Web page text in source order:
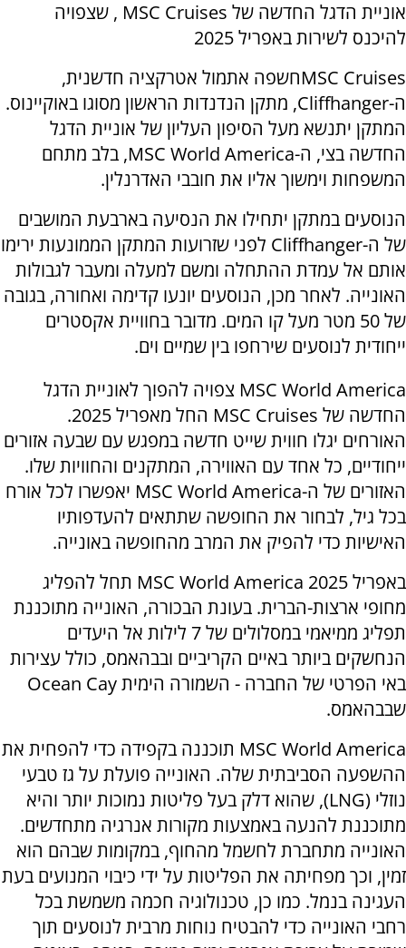
אוניית הדגל החדשה של MSC Cruises , שצפויה
להיכנס לשירות באפריל 2025
MSC Cruisesחשפה אתמול אטרקציה חדשנית,
ה-Cliffhanger, מתקן הנדנדות הראשון מסוגו באוקיינוס.
המתקן יתנשא מעל הסיפון העליון של אוניית הדגל
החדשה בצי, ה-MSC World America, בלב מתחם
המשפחות וימשוך אליו את חובבי האדרנלין.
הנוסעים במתקן יתחילו את הנסיעה בארבעת המושבים
של הCliffhanger- לפני שזרועות המתקן הממונעות ירימו
אותם אל עמדת ההתחלה ומשם למעלה ומעבר לגבולות
האונייה. לאחר מכן, הנוסעים יונעו קדימה ואחורה, בגובה
של 50 מטר מעל קו המים. מדובר בחוויית אקסטרים
ייחודית לנוסעים שירחפו בין שמיים וים.
MSC World America צפויה להפוך לאוניית הדגל
החדשה של MSC Cruises
החל מאפריל 2025.
האורחים יגלו חווית שייט חדשה במפגש עם שבעה אזורים
ייחודיים, כל אחד עם האווירה, המתקנים והחוויות שלו.
האזורים של ה-MSC World America יאפשרו לכל אורח
בכל גיל, לבחור את החופשה שתתאים להעדפותיו
האישיות כדי להפיק את המרב מהחופשה באונייה.
באפריל 2025
MSC World America תחל להפליג
מחופי ארצות-הברית. בעונת הבכורה, האונייה מתוכננת
תפליג ממיאמי במסלולים של 7 לילות אל היעדים
הנחשקים ביותר באיים הקריביים ובבהאמס, כולל עצירות
באי הפרטי של החברה - השמורה הימיתOcean Cay
שבבהאמס.
MSC World America תוכננה בקפידה כדי להפחית את
ההשפעה הסביבתית שלה. האונייה פועלת על גז טבעי
נוזלי (LNG), שהוא דלק בעל פליטות נמוכות יותר והיא
מתוכננת להנעה באמצעות מקורות אנרגיה מתחדשים.
האונייה מתחברת לחשמל מהחוף, במקומות שבהם הוא
זמין, וכך מפחיתה את הפליטות על ידי כיבוי המנועים בעת
העגינה בנמל. כמו כן, טכנולוגיה חכמה משמשת בכל
רחבי האונייה כדי להבטיח נוחות מרבית לנוסעים תוך